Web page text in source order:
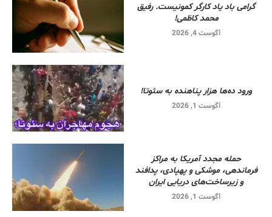
گرامی باد یاد کارگر کمونیست. رفیق
محمد کاظمی!
آگوست 4, 2026
ورود ده‌ها هزار پناهنده به سئوتا!
آگوست 1, 2026
حمله مجدد آمریکا به مراکز
فرماندهی، موشکی و پهپادی، پدافند
و زیرساخت‌های دریایی ایران
آگوست 1, 2026